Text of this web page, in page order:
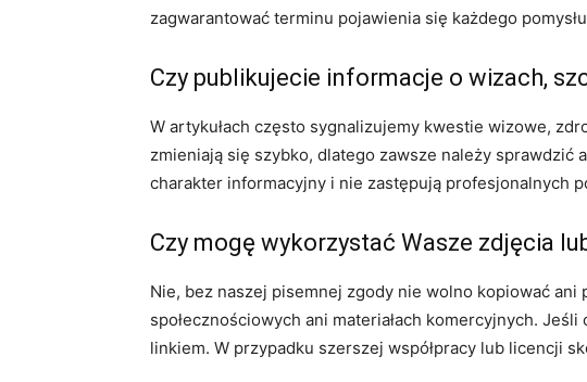
zagwarantować terminu pojawienia się każdego
Czy publikujecie informacje o wizach,
W artykułach często sygnalizujemy kwestie wizowe,
zmieniają się szybko, dlatego zawsze należy sprawdzić
charakter informacyjny i nie zastępują profesjonalnych
Czy mogę wykorzystać Wasze zdjęcia
Nie, bez naszej pisemnej zgody nie wolno kopiować
społecznościowych ani materiałach komercyjnych.
linkiem. W przypadku szerszej współpracy lub licencji